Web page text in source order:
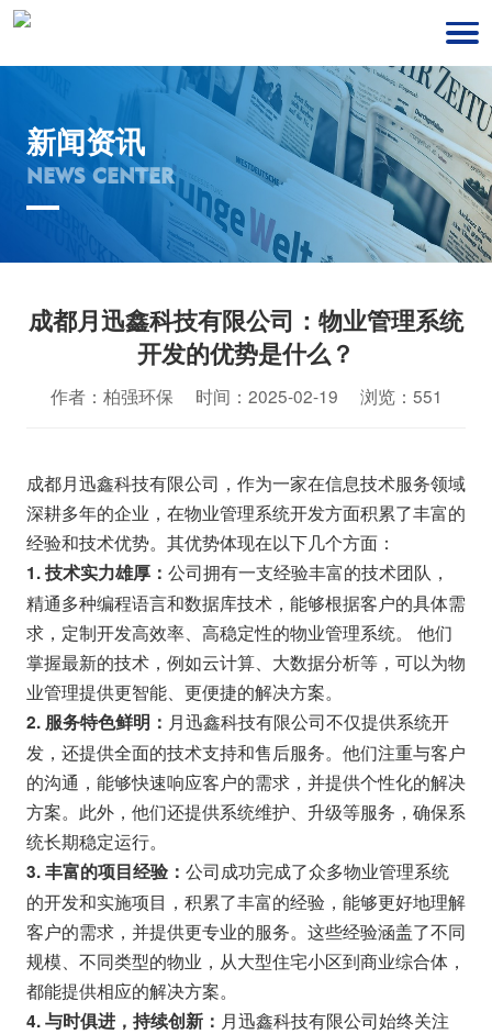
新闻资讯
NEWS CENTER
成都月迅鑫科技有限公司：物业管理系统
开发的优势是什么？
作者：柏强环保 时间：2025-02-19 浏览：551
成都月迅鑫科技有限公司，作为一家在信息技术服务领域
深耕多年的企业，在物业管理系统开发方面积累了丰富的
经验和技术优势。其优势体现在以下几个方面：
1. 技术实力雄厚： 公司拥有一支经验丰富的技术团队，
精通多种编程语言和数据库技术，能够根据客户的具体需
求，定制开发高效率、高稳定性的物业管理系统。 他们
掌握最新的技术，例如云计算、大数据分析等，可以为物
业管理提供更智能、更便捷的解决方案。
2. 服务特色鲜明： 月迅鑫科技有限公司不仅提供系统开
发，还提供全面的技术支持和售后服务。他们注重与客户
的沟通，能够快速响应客户的需求，并提供个性化的解决
方案。此外，他们还提供系统维护、升级等服务，确保系
统长期稳定运行。
3. 丰富的项目经验： 公司成功完成了众多物业管理系统
的开发和实施项目，积累了丰富的经验，能够更好地理解
客户的需求，并提供更专业的服务。这些经验涵盖了不同
规模、不同类型的物业，从大型住宅小区到商业综合体，
都能提供相应的解决方案。
4. 与时俱进，持续创新： 月迅鑫科技有限公司始终关注